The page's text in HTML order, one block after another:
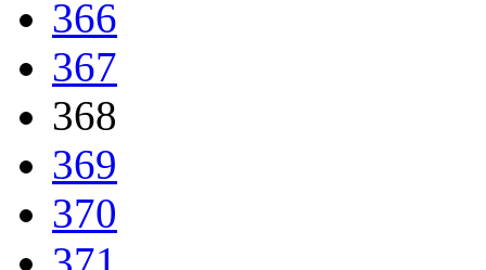
366
367
368
369
370